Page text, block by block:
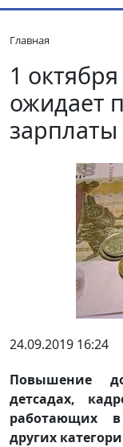
Главная
1
ожидает
зарплаты
24.09.2019 16:24
Повышение
детсадах,
работающих
других